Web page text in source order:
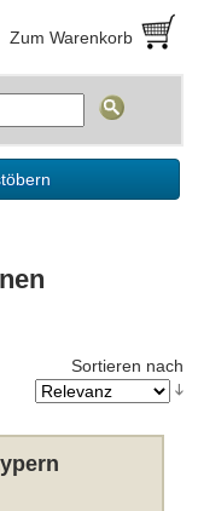
Zum Warenkorb
Sortieren nach